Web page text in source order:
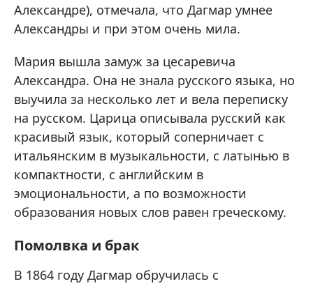
Александре), отмечала, что Дагмар умнее
Александры и при этом очень мила.
Мария вышла замуж за цесаревича
Александра. Она не знала русского языка, но
выучила за несколько лет и вела переписку
на русском. Царица описывала русский как
красивый язык, который соперничает с
итальянским в музыкальности, с латынью в
компактности, с английским в
эмоциональности, а по возможности
образования новых слов равен греческому.
Помолвка и брак
В 1864 году Дагмар обручилась с